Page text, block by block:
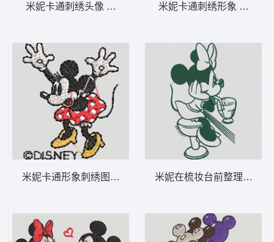
米妮卡通刺绣头像 米妮 48-DST格式
米妮卡通形象刺绣图案 米妮 47-DST格式
米妮卡通刺绣形象 米妮
米妮在梳妆台前整理头发